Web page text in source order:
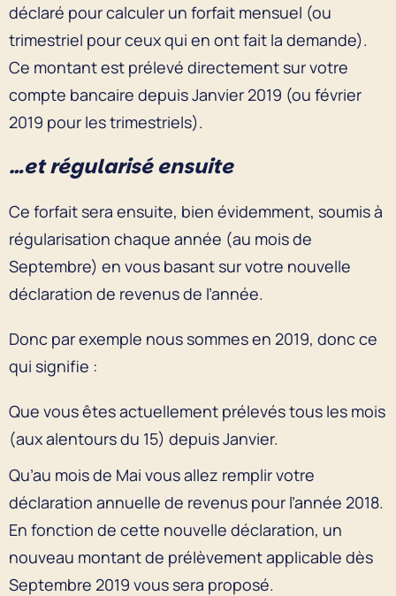
déclaré pour calculer un forfait mensuel (ou
trimestriel pour ceux qui en ont fait la demande).
Ce montant est prélevé directement sur votre
compte bancaire depuis Janvier 2019 (ou février
2019 pour les trimestriels).
…et régularisé ensuite
Ce forfait sera ensuite, bien évidemment, soumis à
régularisation chaque année (au mois de
Septembre) en vous basant sur votre nouvelle
déclaration de revenus de l’année.
Donc par exemple nous sommes en 2019, donc ce
qui signifie :
Que vous êtes actuellement prélevés tous les mois
(aux alentours du 15) depuis Janvier.
Qu’au mois de Mai vous allez remplir votre
déclaration annuelle de revenus pour l’année 2018.
En fonction de cette nouvelle déclaration, un
nouveau montant de prélèvement applicable dès
Septembre 2019 vous sera proposé.